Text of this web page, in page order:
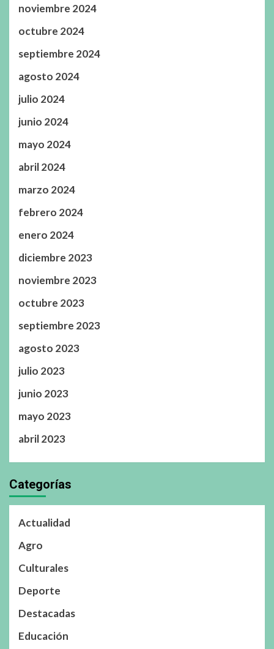
noviembre 2024
octubre 2024
septiembre 2024
agosto 2024
julio 2024
junio 2024
mayo 2024
abril 2024
marzo 2024
febrero 2024
enero 2024
diciembre 2023
noviembre 2023
octubre 2023
septiembre 2023
agosto 2023
julio 2023
junio 2023
mayo 2023
abril 2023
Categorías
Actualidad
Agro
Culturales
Deporte
Destacadas
Educación